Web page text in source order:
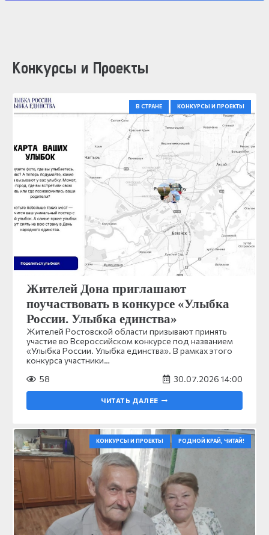
Конкурсы и Проекты
В СТРАНЕ КОНКУРСЫ И ПРОЕКТЫ
Жителей Дона приглашают
поучаствовать в конкурсе «Улыбка
России. Улыбка единства»
Жителей Ростовской области призывают принять
участие во Всероссийском конкурсе под названием
«Улыбка России. Улыбка единства». В рамках этого
конкурса участники…
58
30.07.2026 14:00
ЧИТАТЬ ДАЛЕЕ
КОНКУРСЫ И ПРОЕКТЫ РОДНОЙ КРАЙ, ЧИТАЙ!